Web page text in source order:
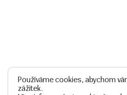
Používáme cookies, abychom
zážitek.